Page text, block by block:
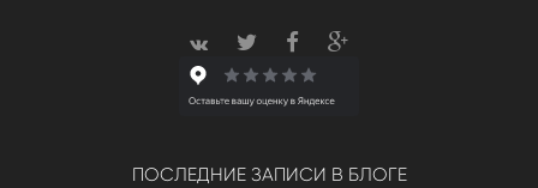
ПОСЛЕДНИЕ ЗАПИСИ В БЛОГЕ